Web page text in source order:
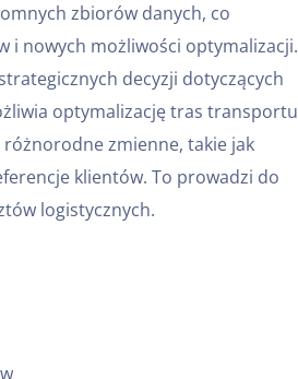
zbiorów danych, co
i nowych możliwości optymalizacji.
decyzji dotyczących
optymalizację tras transportu
zmienne, takie jak
klientów. To prowadzi do
logistycznych.